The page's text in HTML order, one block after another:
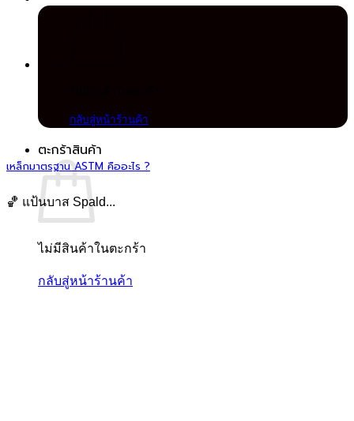
กลับสู่หน้าร้านค้า
ตะกร้าสินค้า
ไม่มีสินค้าในตะกร้า
กลับสู่หน้าร้านค้า
เหล็กมาตรฐาน ASTM คืออะไร ?
🏀 แป้นบาส Spald...